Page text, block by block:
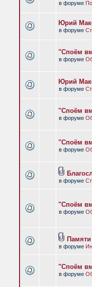
в форуме
Юрий
в форуме
"Споём
в форуме
Юрий
в форуме
"Споём
в форуме
"Споём
в форуме
в форуме
"Споём
в форуме
в форуме
"Споём
в форуме